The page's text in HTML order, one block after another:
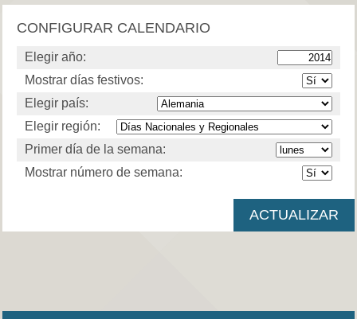
CONFIGURAR CALENDARIO
Elegir año:
Mostrar días festivos:
Elegir país:
Elegir región:
Primer día de la semana:
Mostrar número de semana: